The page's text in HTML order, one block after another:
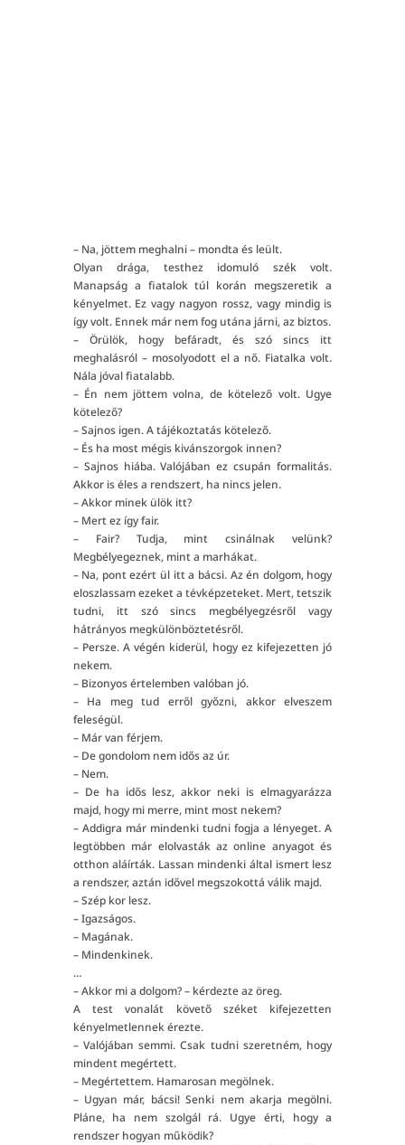
– Na, jöttem meghalni – mondta és leült.
Olyan drága, testhez idomuló szék volt.
Manapság a fiatalok túl korán megszeretik a
kényelmet. Ez vagy nagyon rossz, vagy mindig is
így volt. Ennek már nem fog utána járni, az biztos.
– Örülök, hogy befáradt, és szó sincs itt
meghalásról – mosolyodott el a nő. Fiatalka volt.
Nála jóval fiatalabb.
– Én nem jöttem volna, de kötelező volt. Ugye
kötelező?
– Sajnos igen. A tájékoztatás kötelező.
– És ha most mégis kivánszorgok innen?
– Sajnos hiába. Valójában ez csupán formalitás.
Akkor is éles a rendszert, ha nincs jelen.
– Akkor minek ülök itt?
– Mert ez így fair.
– Fair? Tudja, mint csinálnak velünk?
Megbélyegeznek, mint a marhákat.
– Na, pont ezért ül itt a bácsi. Az én dolgom, hogy
eloszlassam ezeket a tévképzeteket. Mert, tetszik
tudni, itt szó sincs megbélyegzésről vagy
hátrányos megkülönböztetésről.
– Persze. A végén kiderül, hogy ez kifejezetten jó
nekem.
– Bizonyos értelemben valóban jó.
– Ha meg tud erről győzni, akkor elveszem
feleségül.
– Már van férjem.
– De gondolom nem idős az úr.
– Nem.
– De ha idős lesz, akkor neki is elmagyarázza
majd, hogy mi merre, mint most nekem?
– Addigra már mindenki tudni fogja a lényeget. A
legtöbben már elolvasták az online anyagot és
otthon aláírták. Lassan mindenki által ismert lesz
a rendszer, aztán idővel megszokottá válik majd.
– Szép kor lesz.
– Igazságos.
– Magának.
– Mindenkinek.
…
– Akkor mi a dolgom? – kérdezte az öreg.
A test vonalát követő széket kifejezetten
kényelmetlennek érezte.
– Valójában semmi. Csak tudni szeretném, hogy
mindent megértett.
– Megértettem. Hamarosan megölnek.
– Ugyan már, bácsi! Senki nem akarja megölni.
Pláne, ha nem szolgál rá. Ugye érti, hogy a
rendszer hogyan működik?